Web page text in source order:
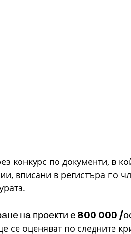
конкурс по документи, в
вписани в регистъра по
на проекти е 800 000 /
се оценяват по следните